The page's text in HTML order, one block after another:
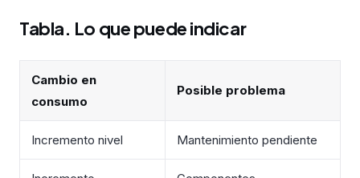
Tabla. Lo que puede indicar
Cambio en
consumo
Posible problema
Incremento nivel Mantenimiento pendiente